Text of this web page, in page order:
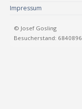
Impressum
© Josef Gosling
Besucherstand: 6840896